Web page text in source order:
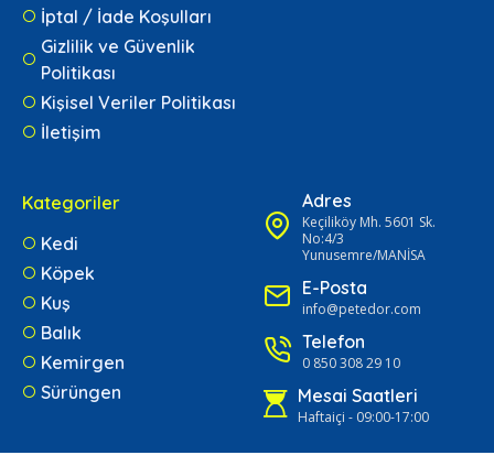
İptal / İade Koşulları
Gizlilik ve Güvenlik
Politikası
Kişisel Veriler Politikası
İletişim
Kategoriler
Kedi
Köpek
Kuş
Balık
Kemirgen
Sürüngen
Adres
Keçiliköy Mh. 5601 Sk.
No:4/3
Yunusemre/MANİSA
E-Posta
info@petedor.com
Telefon
0 850 308 29 10
Mesai Saatleri
Haftaiçi - 09:00-17:00